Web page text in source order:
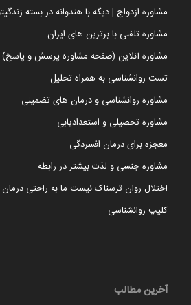
مشاوره ازدواج | دیگه با هندوانه در بسته
مشاوره تلفنی با برترین های ایران
مشاوره آنلاین (صفحه مشاوره پرسش و پاسخ)
تست روانشناسی به همراه تحلیل
مشاوره روانشناسی و درمان های تضمینی
مشاوره تحصیلی و استعدادیابی
معجزه برای درمان افسردگی
مشاوره جنسی و لذت بیشتر در رابطه
اختلال روان ترسناک نیست ما به راحتی
کلیپ روانشناسی
آخرین مطالب